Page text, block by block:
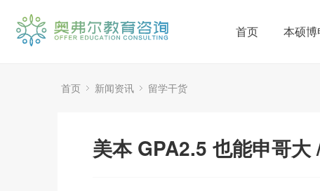
首页 本硕
首页 新闻资讯 留学干货
美本 GPA2.5 也能申哥大